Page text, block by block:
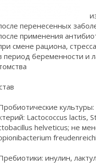
перенесенных
применения
смене рациона,
беременности и
Lactococcus lactis,
helveticus; не
инулин,